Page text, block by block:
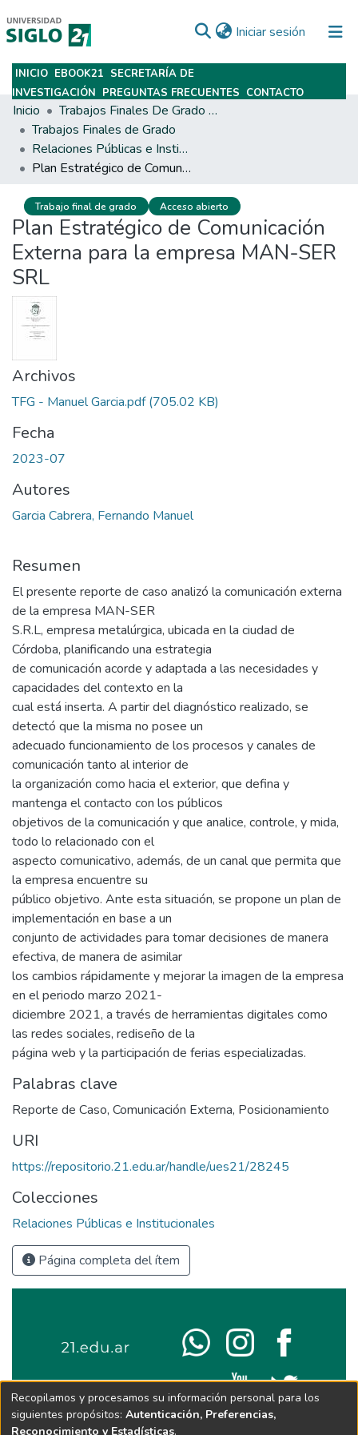
Iniciar sesión (current)
Subir
INICIO EBOOK21 SECRETARÍA DE
INVESTIGACIÓN PREGUNTAS FRECUENTES CONTACTO
Inicio
Trabajos Finales De Grado Y Posgrado
Trabajos Finales de Grado
Relaciones Públicas e Institucionales
Plan Estratégico de Comunicación Externa para la empresa MAN-SER SRL
Trabajo final de grado Acceso abierto
Plan Estratégico de Comunicación
Externa para la empresa MAN-SER
SRL
Archivos
TFG - Manuel Garcia.pdf(705.02 KB)
Fecha
2023-07
Autores
Garcia Cabrera, Fernando Manuel
Resumen
El presente reporte de caso analizó la comunicación externa
de la empresa MAN-SER
S.R.L, empresa metalúrgica, ubicada en la ciudad de
Córdoba, planificando una estrategia
de comunicación acorde y adaptada a las necesidades y
capacidades del contexto en la
cual está inserta. A partir del diagnóstico realizado, se
detectó que la misma no posee un
adecuado funcionamiento de los procesos y canales de
comunicación tanto al interior de
la organización como hacia el exterior, que defina y
mantenga el contacto con los públicos
objetivos de la comunicación y que analice, controle, y mida,
todo lo relacionado con el
aspecto comunicativo, además, de un canal que permita que
la empresa encuentre su
público objetivo. Ante esta situación, se propone un plan de
implementación en base a un
conjunto de actividades para tomar decisiones de manera
efectiva, de manera de asimilar
los cambios rápidamente y mejorar la imagen de la empresa
en el periodo marzo 2021-
diciembre 2021, a través de herramientas digitales como
las redes sociales, rediseño de la
página web y la participación de ferias especializadas.
Palabras clave
Reporte de Caso, Comunicación Externa, Posicionamiento
URI
https://repositorio.21.edu.ar/handle/ues21/28245
Colecciones
Relaciones Públicas e Institucionales
Página completa del ítem
Recopilamos y procesamos su información personal para los
siguientes propósitos: Autenticación, Preferencias,
Reconocimiento y Estadísticas.